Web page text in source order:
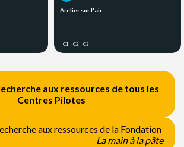
Atelier sur l'air
C1 C2 C3
aux ressources de tous les
Centres Pilotes
aux ressources de la Fondation
La main à la pâte